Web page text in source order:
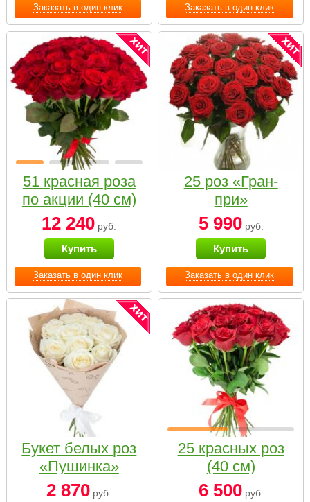
Заказать в один клик Заказать в один клик
Заказать в один клик
51 красная роза
по акции (40 см)
12 240 руб.
Купить
Заказать в один клик
25 роз «Гран-
при»
5 990руб.
Купить
Букет белых роз
«Пушинка»
2 870 руб.
25 красных роз
(40 см)
6 500руб.